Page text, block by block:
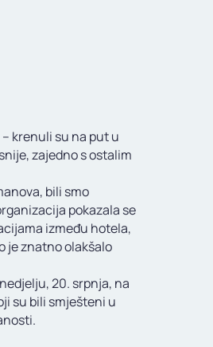
krenuli su na put u
zajedno s ostalim
bili smo
pokazala se
između hotela,
je znatno olakšalo
20. srpnja, na
su bili smješteni u